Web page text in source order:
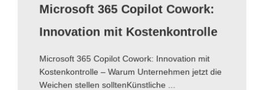
Microsoft 365 Copilot Cowork:
Innovation mit Kostenkontrolle
Microsoft 365 Copilot Cowork: Innovation mit
Kostenkontrolle – Warum Unternehmen jetzt die
Weichen stellen solltenKünstliche ...